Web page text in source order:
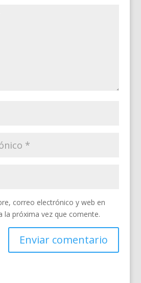
correo electrónico y web en
la próxima vez que comente.